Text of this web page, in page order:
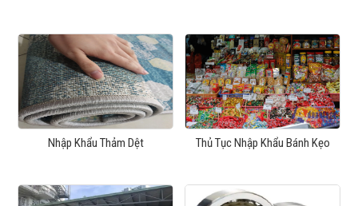
Nhập Khẩu Thảm Dệt Thủ Tục Nhập Khẩu Bánh Kẹo